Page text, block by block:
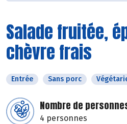
Salade fruitée,
chèvre frais
Entrée Sans porc
Nombre de
4 personnes